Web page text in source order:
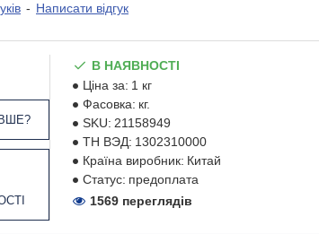
- Написати відгук
В НАЯВНОСТІ
Ціна за: 1 кг
Фасовка: кг.
SKU: 21158949
ТН ВЭД: 1302310000
Країна виробник: Китай
Статус: предоплата
1569 переглядів